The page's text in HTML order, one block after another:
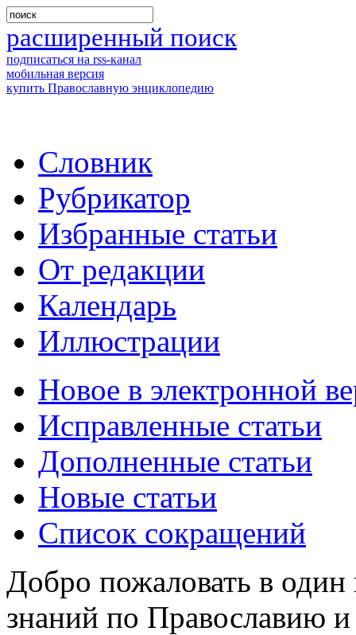
расширенный поиск
подписаться на rss-канал
мобильная версия
купить Православную энциклопедию
Словник
Рубрикатор
Избранные статьи
От редакции
Календарь
Иллюстрации
Новое в электронной
Исправленные статьи
Дополненные статьи
Новые статьи
Список сокращений
Добро пожаловать в
знаний по Православию